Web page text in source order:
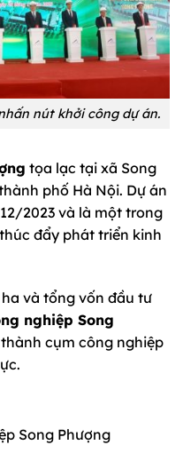
nút khởi công dự án.
tọa lạc tại xã Song
phố Hà Nội. Dự án
2023 và là một trong
đẩy phát triển kinh
và tổng vốn đầu tư
nghiệp Song
cụm công nghiệp
Song Phượng